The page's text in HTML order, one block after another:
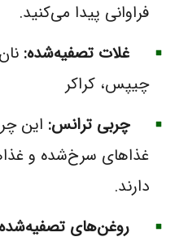
فراوانی پیدا می‌کنید.
غلات تصفیه‌شده:
چیپس، کراکر
چربی ترانس: این
غذاهای سرخ‌شده و
دارند.
روغن‌های